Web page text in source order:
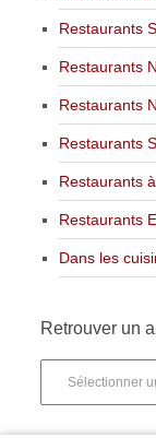
Restaurants
Restaurants
Restaurants
Restaurants
Restaurants
Restaurants
Dans les
Retrouver un